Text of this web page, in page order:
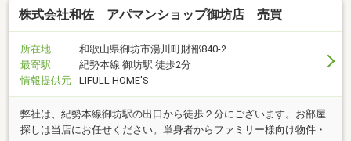
株式会社和佐 アパマンショップ御坊店 売買
所在地
和歌山県御坊市湯川町財部840-2
最寄駅
紀勢本線 御坊駅 徒歩2分
情報提供元
LIFULL HOME'S
弊社は、紀勢本線御坊駅の出口から徒歩２分にございます。お部屋
探しは当店にお任せください。単身者からファミリー様向け物件・